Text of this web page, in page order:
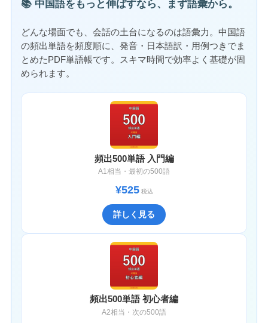
📚 中国語をもっと伸ばすなら、まず語彙から。
どんな場面でも、会話の土台になるのは語彙力。中国語
の頻出単語を頻度順に、発音・日本語訳・用例つきでま
とめたPDF単語帳です。スキマ時間で効率よく基礎が固
められます。
頻出500単語 入門編
A1相当・最初の500語
¥525税込
詳しく見る
頻出500単語 初心者編
A2相当・次の500語